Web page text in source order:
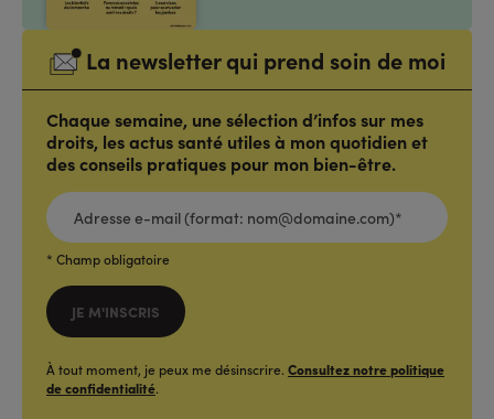
La newsletter qui prend soin de moi
Chaque semaine, une sélection d’infos sur mes
droits, les actus santé utiles à mon quotidien et
des conseils pratiques pour mon bien-être.
ADRESSE
E-
MAIL
(FORMAT:
NOM@DOMAINE.COM)*
* Champ obligatoire
JE M'INSCRIS
À tout moment, je peux me désinscrire. Consultez notre politique
de confidentialité.